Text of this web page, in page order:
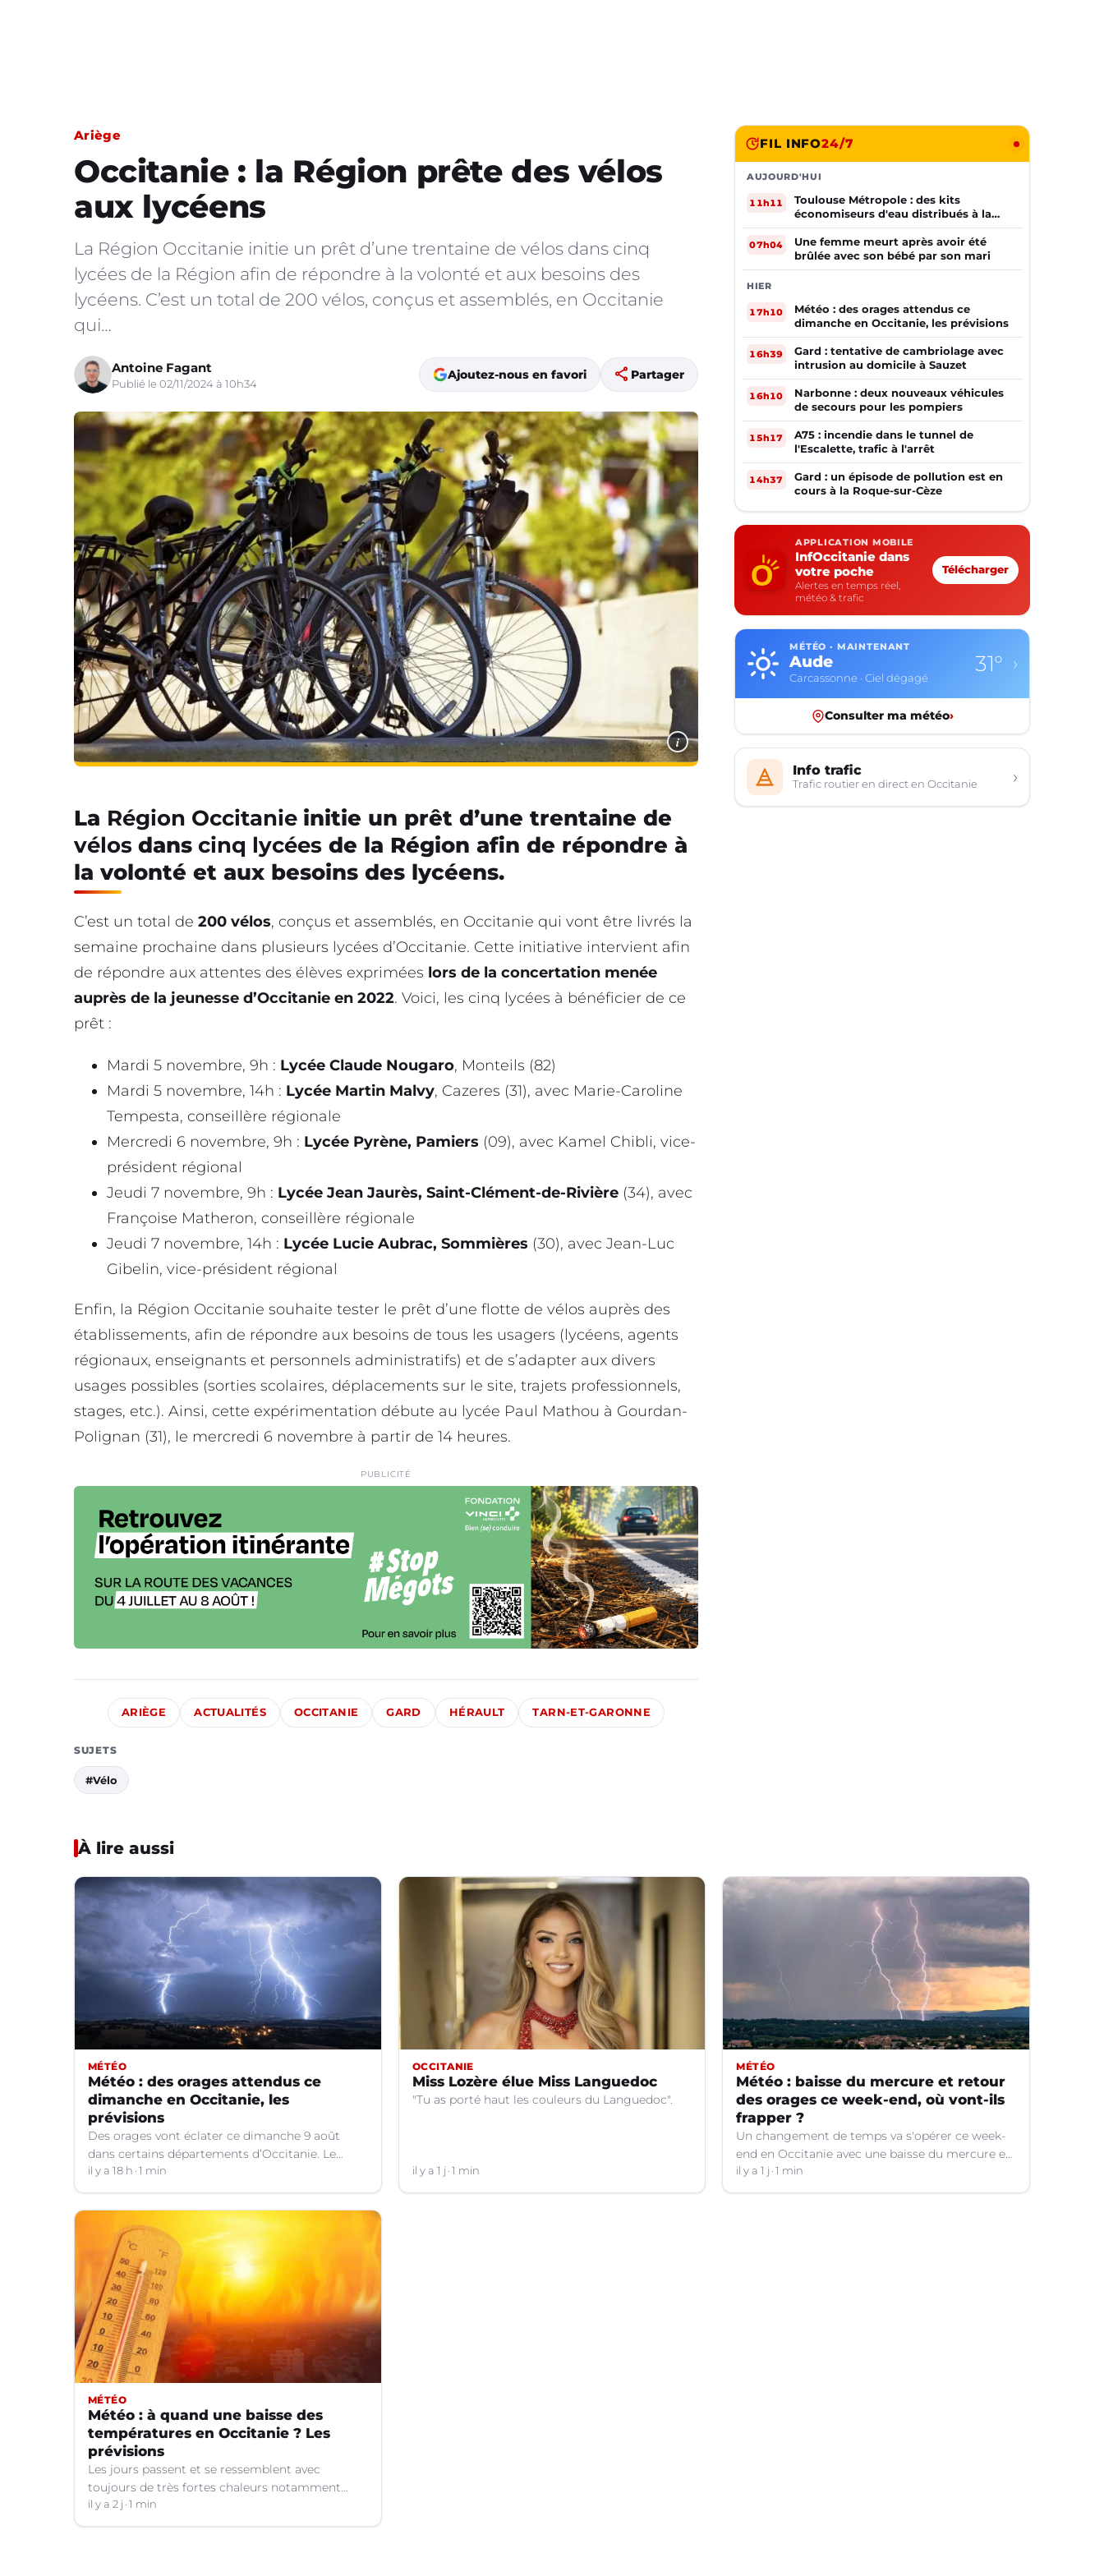
Ariège
Occitanie : la Région prête des vélos
aux lycéens
La Région Occitanie initie un prêt d’une trentaine de vélos dans cinq
lycées de la Région afin de répondre à la volonté et aux besoins des
lycéens. C’est un total de 200 vélos, conçus et assemblés, en Occitanie
qui…
Antoine Fagant
Publié le 02/11/2024 à 10h34
Ajoutez-nous en favori share Partager
i
La Région Occitanie initie un prêt d’une trentaine de
vélos dans cinq lycées de la Région afin de répondre à
la volonté et aux besoins des lycéens.
C’est un total de 200 vélos, conçus et assemblés, en Occitanie qui vont être livrés la
semaine prochaine dans plusieurs lycées d’Occitanie. Cette initiative intervient afin
de répondre aux attentes des élèves exprimées lors de la concertation menée
auprès de la jeunesse d’Occitanie en 2022. Voici, les cinq lycées à bénéficier de ce
prêt :
Mardi 5 novembre, 9h : Lycée Claude Nougaro, Monteils (82)
Mardi 5 novembre, 14h : Lycée Martin Malvy, Cazeres (31), avec Marie-Caroline
Tempesta, conseillère régionale
Mercredi 6 novembre, 9h : Lycée Pyrène, Pamiers (09), avec Kamel Chibli, vice-
président régional
Jeudi 7 novembre, 9h : Lycée Jean Jaurès, Saint-Clément-de-Rivière (34), avec
Françoise Matheron, conseillère régionale
Jeudi 7 novembre, 14h : Lycée Lucie Aubrac, Sommières (30), avec Jean-Luc
Gibelin, vice-président régional
Enfin, la Région Occitanie souhaite tester le prêt d’une flotte de vélos auprès des
établissements, afin de répondre aux besoins de tous les usagers (lycéens, agents
régionaux, enseignants et personnels administratifs) et de s’adapter aux divers
usages possibles (sorties scolaires, déplacements sur le site, trajets professionnels,
stages, etc.). Ainsi, cette expérimentation débute au lycée Paul Mathou à Gourdan-
Polignan (31), le mercredi 6 novembre à partir de 14 heures.
PUBLICITÉ
ARIÈGE ACTUALITÉS OCCITANIE GARD HÉRAULT TARN-ET-GARONNE
SUJETS
#Vélo
FIL INFO24/7
AUJOURD'HUI
11h11
Toulouse Métropole : des kits
économiseurs d'eau distribués à la
population
07h04
Une femme meurt après avoir été
brûlée avec son bébé par son mari
HIER
17h10
Météo : des orages attendus ce
dimanche en Occitanie, les prévisions
16h39
Gard : tentative de cambriolage avec
intrusion au domicile à Sauzet
16h10
Narbonne : deux nouveaux véhicules
de secours pour les pompiers
15h17
A75 : incendie dans le tunnel de
l'Escalette, trafic à l'arrêt
14h37
Gard : un épisode de pollution est en
cours à la Roque-sur-Cèze
APPLICATION MOBILE
InfOccitanie dans
votre poche
Alertes en temps réel,
météo & trafic
Télécharger
MÉTÉO · MAINTENANT
Aude
Carcassonne · Ciel dégagé
31° ›
Consulter ma météo›
Info trafic
Trafic routier en direct en Occitanie ›
À lire aussi
MÉTÉO
Météo : des orages attendus ce
dimanche en Occitanie, les
prévisions
Des orages vont éclater ce dimanche 9 août
dans certains départements d’Occitanie. Le
bulletin météo.
il y a 18 h 1 min
OCCITANIE
Miss Lozère élue Miss Languedoc
"Tu as porté haut les couleurs du Languedoc".
il y a 1 j 1 min
MÉTÉO
Météo : baisse du mercure et retour
des orages ce week-end, où vont-ils
frapper ?
Un changement de temps va s'opérer ce week-
end en Occitanie avec une baisse du mercure et
le retour d'orages dans certains départements.
il y a 1 j 1 min
MÉTÉO
Météo : à quand une baisse des
températures en Occitanie ? Les
prévisions
Les jours passent et se ressemblent avec
toujours de très fortes chaleurs notamment
dans le Languedoc. Jusqu’à quand ?
il y a 2 j 1 min